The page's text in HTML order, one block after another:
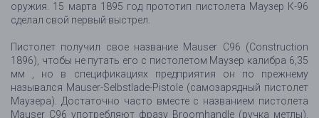
оружия. 15 марта 1895 год прототип пистолета Маузер К-96
сделал свой первый выстрел.
Пистолет получил свое название Mauser C96 (Construction
1896), чтобы не путать его с пистолетом Маузер калибра 6,35
мм , но в спецификациях предприятия он по прежнему
назывался Mauser-Selbstlade-Pistole (самозарядный пистолет
Маузера). Достаточно часто вместе с названием пистолета
Mauser C96 употребляют фразу Broomhandle (ручка метлы).